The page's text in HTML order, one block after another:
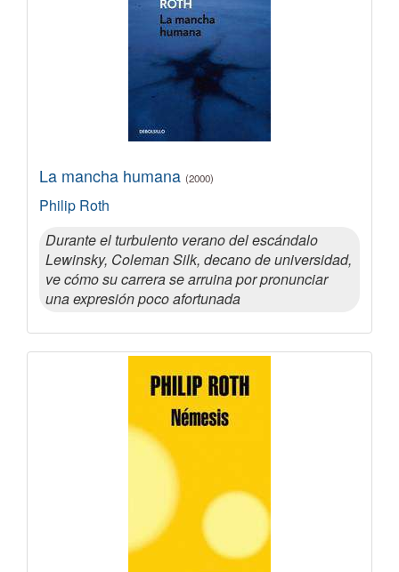
La mancha humana (2000)
Philip Roth
Durante el turbulento verano del escándalo
Lewinsky, Coleman Silk, decano de universidad,
ve cómo su carrera se arruina por pronunciar
una expresión poco afortunada